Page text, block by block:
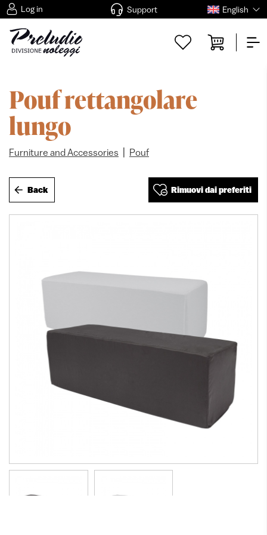
Log in Support English
Pouf rettangolare
lungo
Furniture and Accessories Pouf
Back Rimuovi dai preferiti